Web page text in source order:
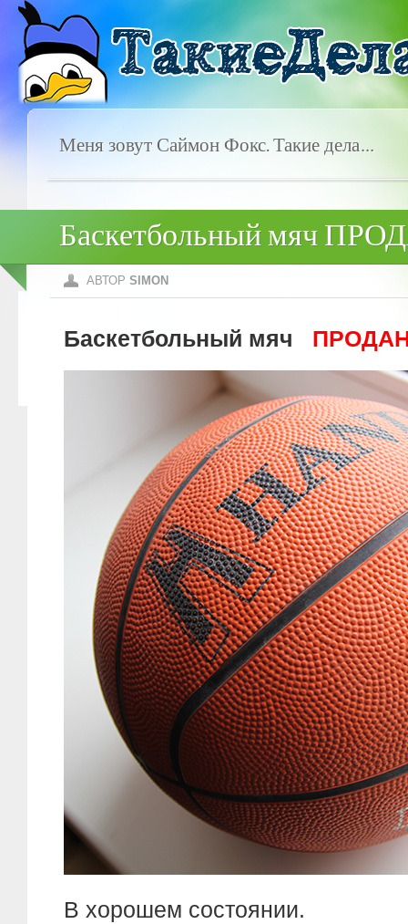
Меня зовут Саймон Фокс. Такие дела…
Баскетбольный мяч
АВТОР SIMON
Баскетбольный мяч
В хорошем состоянии.